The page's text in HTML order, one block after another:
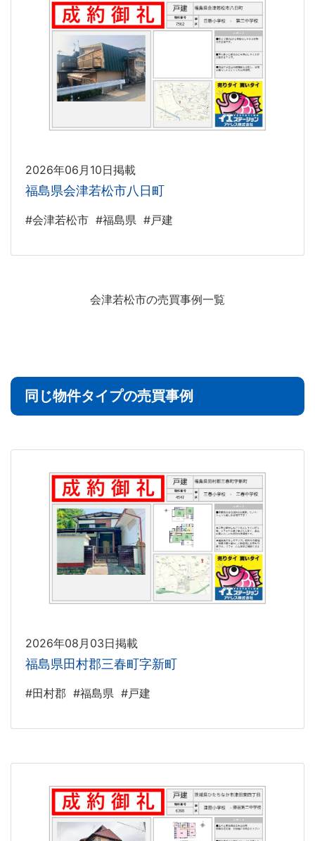
2026年06月10日掲載
福島県会津若松市八日町
#会津若松市 #福島県 #戸建
会津若松市の売買事例一覧
同じ物件タイプの売買事例
2026年08月03日掲載
福島県田村郡三春町字新町
#田村郡 #福島県 #戸建